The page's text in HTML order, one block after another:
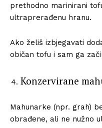
prethodno marinirani
ultraprerađenu hranu.
Ako želiš izbjegavati
običan tofu i sam ga
Konzervirane
Mahunarke (npr. grah)
obrađene, ali ne nužno